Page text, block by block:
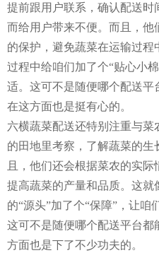
提前跟用户联系，确认配送
而给用户带来不便。而且，
的保护，避免蔬菜在运输过
过程中给咱们加了个“贴心小
适。这可不是随便哪个配送
在这方面也是挺有心的。
六横蔬菜配送还特别注重与
的田地里考察，了解蔬菜的
且，他们还会根据菜农的实
提高蔬菜的产量和品质。这就
的“源头”加了个“保障”，让咱
这可不是随便哪个配送平台
方面也是下了不少功夫的。